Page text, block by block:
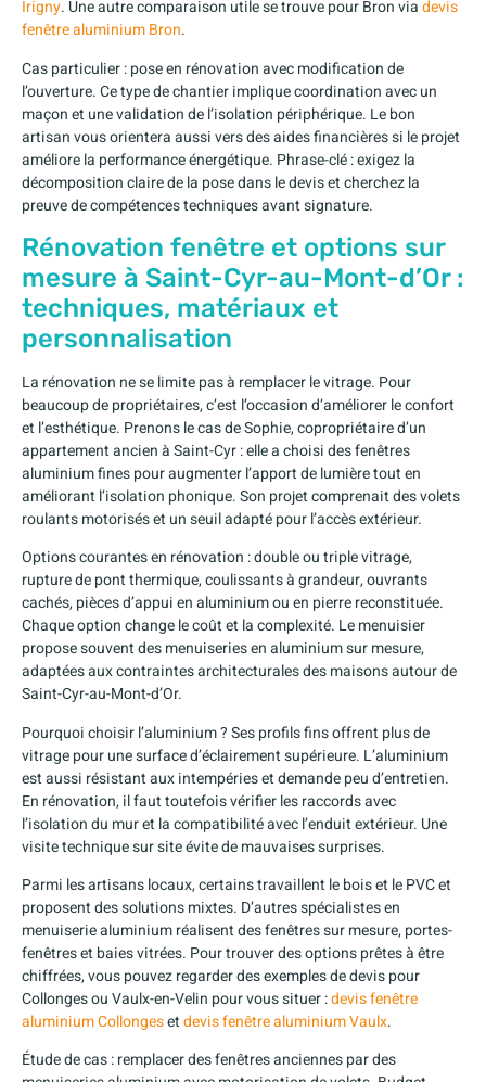
Irigny. Une autre comparaison utile se trouve pour Bron viadevis
fenêtre aluminium Bron.
Cas particulier : pose en rénovation avec modification de
l’ouverture. Ce type de chantier implique coordination avec un
maçon et une validation de l’isolation périphérique. Le bon
artisan vous orientera aussi vers des aides financières si le projet
améliore la performance énergétique. Phrase-clé : exigez la
décomposition claire de la pose dans le devis et cherchez la
preuve de compétences techniques avant signature.
Rénovation fenêtre et options sur
mesure à Saint-Cyr-au-Mont-d’Or :
techniques, matériaux et
personnalisation
La rénovation ne se limite pas à remplacer le vitrage. Pour
beaucoup de propriétaires, c’est l’occasion d’améliorer le confort
et l’esthétique. Prenons le cas de Sophie, copropriétaire d’un
appartement ancien à Saint-Cyr : elle a choisi des fenêtres
aluminium fines pour augmenter l’apport de lumière tout en
améliorant l’isolation phonique. Son projet comprenait des volets
roulants motorisés et un seuil adapté pour l’accès extérieur.
Options courantes en rénovation : double ou triple vitrage,
rupture de pont thermique, coulissants à grandeur, ouvrants
cachés, pièces d’appui en aluminium ou en pierre reconstituée.
Chaque option change le coût et la complexité. Le menuisier
propose souvent des menuiseries en aluminium sur mesure,
adaptées aux contraintes architecturales des maisons autour de
Saint-Cyr-au-Mont-d’Or.
Pourquoi choisir l’aluminium ? Ses profils fins offrent plus de
vitrage pour une surface d’éclairement supérieure. L’aluminium
est aussi résistant aux intempéries et demande peu d’entretien.
En rénovation, il faut toutefois vérifier les raccords avec
l’isolation du mur et la compatibilité avec l’enduit extérieur. Une
visite technique sur site évite de mauvaises surprises.
Parmi les artisans locaux, certains travaillent le bois et le PVC et
proposent des solutions mixtes. D’autres spécialistes en
menuiserie aluminium réalisent des fenêtres sur mesure, portes-
fenêtres et baies vitrées. Pour trouver des options prêtes à être
chiffrées, vous pouvez regarder des exemples de devis pour
Collonges ou Vaulx-en-Velin pour vous situer :devis fenêtre
aluminium Collongesetdevis fenêtre aluminium Vaulx.
Étude de cas : remplacer des fenêtres anciennes par des